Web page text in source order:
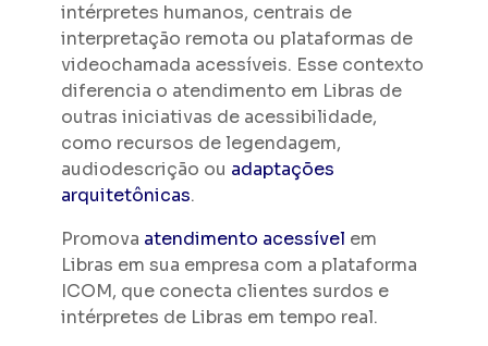
intérpretes humanos, centrais de
interpretação remota ou plataformas de
videochamada acessíveis. Esse contexto
diferencia o atendimento em Libras de
outras iniciativas de acessibilidade,
como recursos de legendagem,
audiodescrição ou adaptações
arquitetônicas.
Promova atendimento acessível em
Libras em sua empresa com a plataforma
ICOM, que conecta clientes surdos e
intérpretes de Libras em tempo real.